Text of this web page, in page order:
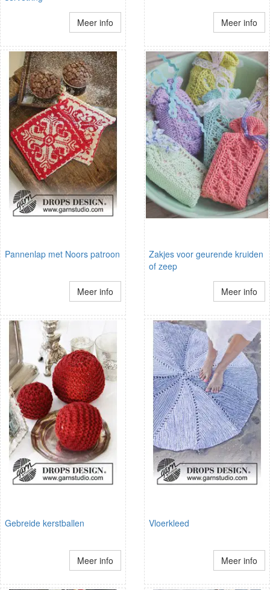
Meer info Meer info
Pannenlap met Noors patroon
Meer info
Zakjes voor geurende kruiden
of zeep
Meer info
Gebreide kerstballen
Meer info
Vloerkleed
Meer info